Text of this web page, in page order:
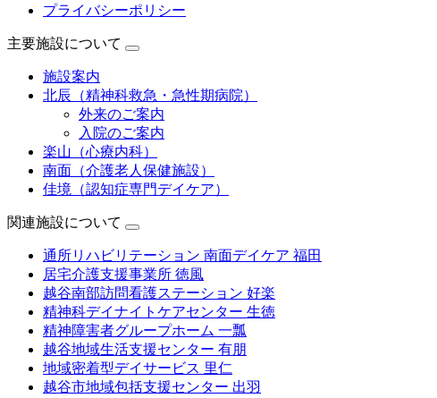
プライバシーポリシー
主要施設について
施設案内
北辰（精神科救急・急性期病院）
外来のご案内
入院のご案内
楽山（心療内科）
南面（介護老人保健施設）
佳境（認知症専門デイケア）
関連施設について
通所リハビリテーション 南面デイケア 福田
居宅介護支援事業所 徳風
越谷南部訪問看護ステーション 好楽
精神科デイナイトケアセンター 生徳
精神障害者グループホーム 一瓢
越谷地域生活支援センター 有朋
地域密着型デイサービス 里仁
越谷市地域包括支援センター 出羽